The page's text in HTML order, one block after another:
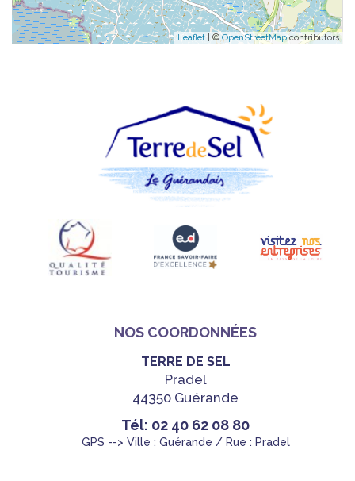
Leaflet | © OpenStreetMapcontributors
NOS COORDONNÉES
TERRE DE SEL
Pradel
44350 Guérande
Tél: 02 40 62 08 80
GPS --> Ville : Guérande / Rue : Pradel